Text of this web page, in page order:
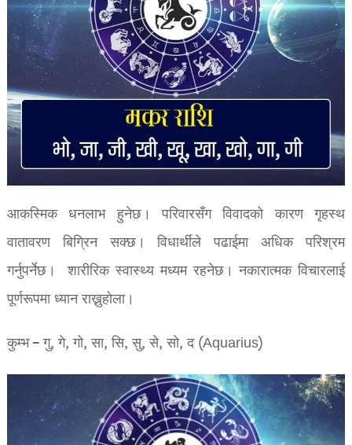
आकस्मिक धनलाभ हुनेछ। परिवारसँग विवादको कारण गृहस्थ
वातावरण बिग्रिन सक्छ। विधार्थीले पढाईमा अधिक परिश्रम
गर्नुपर्नेछ। शारीरिक स्वास्थ्य मध्यम रहनेछ। नकारात्मक विचारलाई
पूर्णरूपमा ध्यान राख्नुहोला।
कुम्भ – गु, गे, गो, सा, सि, सु, से, सो, द (Aquarius)